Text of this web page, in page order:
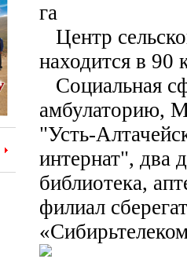
га
Центр
находится в 90
Социальная
амбулаторию,
"Усть-
интернат", два
библиотека,
филиал